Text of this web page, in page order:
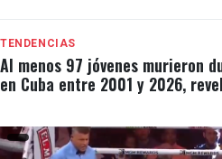
TENDENCIAS
Al menos 97 jóvenes murieron
en Cuba entre 2001 y 2026,